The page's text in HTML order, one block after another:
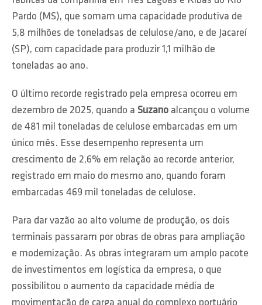
Pardo (MS), que somam uma capacidade produtiva de
5,8 milhões de toneladsas de celulose/ano, e de Jacareí
(SP), com capacidade para produzir 1,1 milhão de
toneladas ao ano.
O último recorde registrado pela empresa ocorreu em
dezembro de 2025, quando a Suzano alcançou o volume
de 481 mil toneladas de celulose embarcadas em um
único mês. Esse desempenho representa um
crescimento de 2,6% em relação ao recorde anterior,
registrado em maio do mesmo ano, quando foram
embarcadas 469 mil toneladas de celulose.
Para dar vazão ao alto volume de produção, os dois
terminais passaram por obras de obras para ampliação
e modernização. As obras integraram um amplo pacote
de investimentos em logística da empresa, o que
possibilitou o aumento da capacidade média de